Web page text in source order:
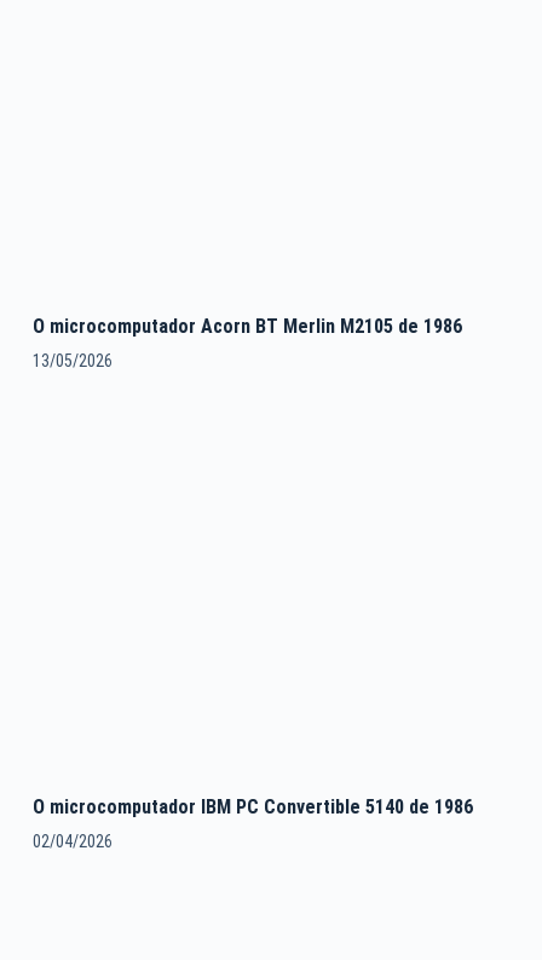
O microcomputador Acorn BT Merlin M2105 de 1986
13/05/2026
O microcomputador IBM PC Convertible 5140 de 1986
02/04/2026